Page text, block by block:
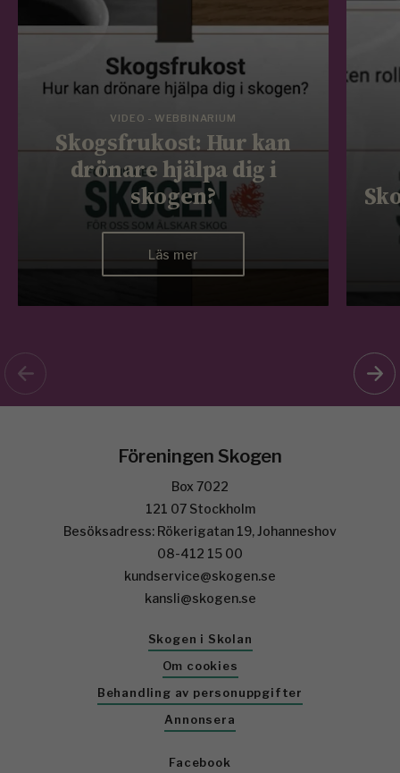
VIDEO - WEBBINARIUM
Skogsfrukost: Hur kan
drönare hjälpa dig i
skogen?
Läs mer
Föreningen Skogen
Box 7022
121 07 Stockholm
Besöksadress: Rökerigatan 19, Johanneshov
08-412 15 00
kundservice@skogen.se
kansli@skogen.se
Skogen i Skolan
Om cookies
Behandling av personuppgifter
Annonsera
Facebook